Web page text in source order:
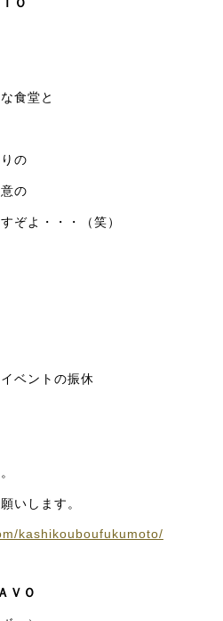
Ｏ
食堂と
の
の
ぞよ・・・（笑）
ベントの振休
いします。
kashikouboufukumoto/
ＶＯ